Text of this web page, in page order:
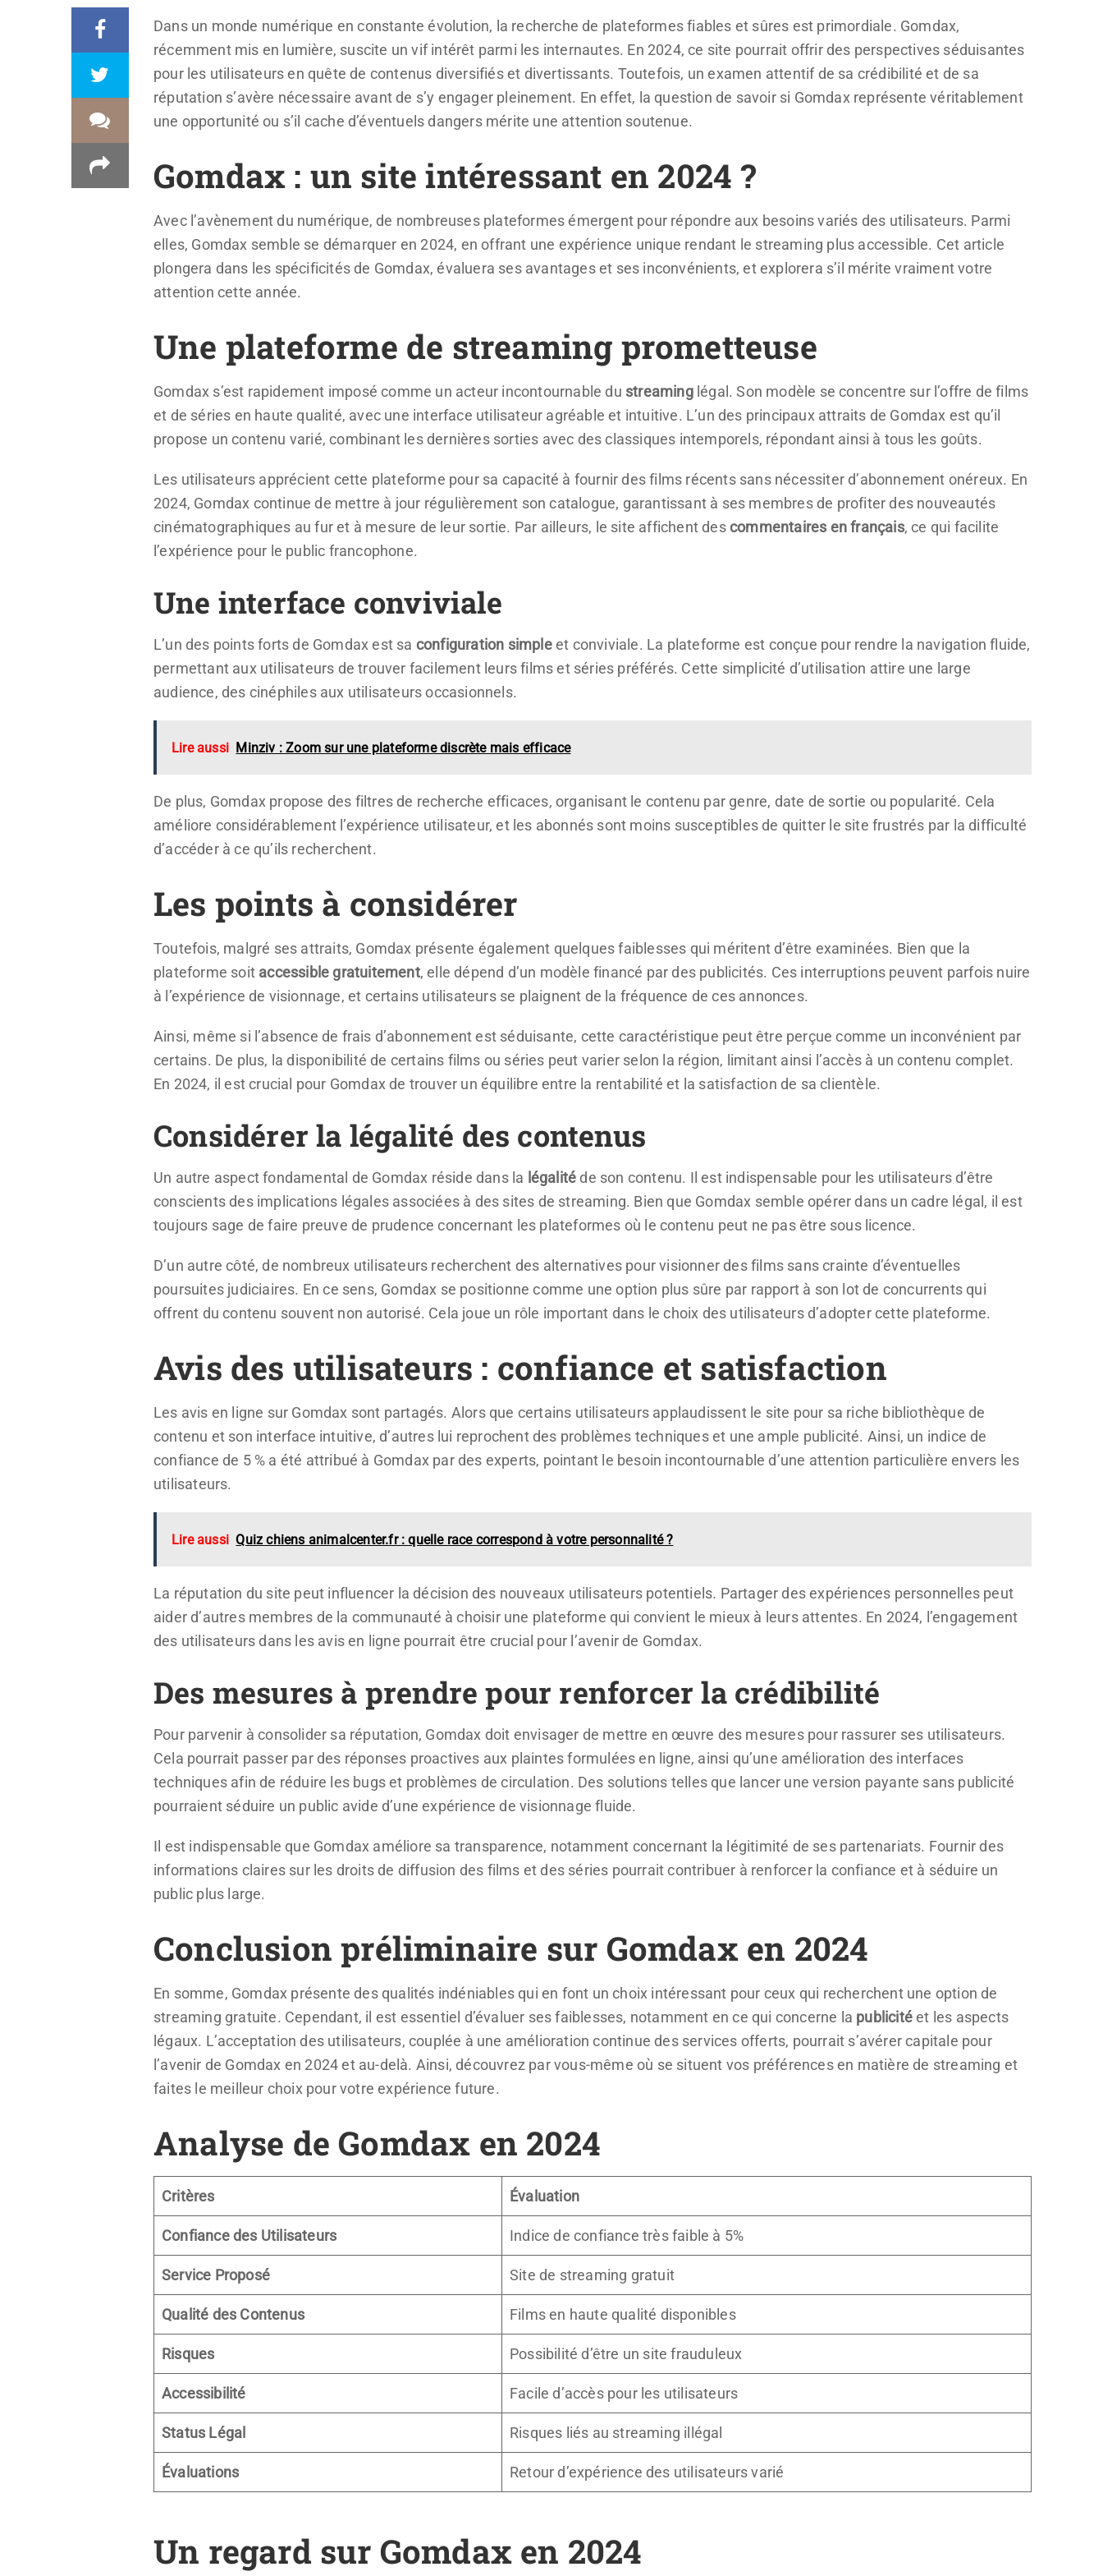
Dans un monde numérique en constante évolution, la recherche de plateformes fiables et sûres est primordiale. Gomdax,
récemment mis en lumière, suscite un vif intérêt parmi les internautes. En 2024, ce site pourrait offrir des perspectives séduisantes
pour les utilisateurs en quête de contenus diversifiés et divertissants. Toutefois, un examen attentif de sa crédibilité et de sa
réputation s’avère nécessaire avant de s’y engager pleinement. En effet, la question de savoir si Gomdax représente véritablement
une opportunité ou s’il cache d’éventuels dangers mérite une attention soutenue.
Gomdax : un site intéressant en 2024 ?
Avec l’avènement du numérique, de nombreuses plateformes émergent pour répondre aux besoins variés des utilisateurs. Parmi
elles, Gomdax semble se démarquer en 2024, en offrant une expérience unique rendant le streaming plus accessible. Cet article
plongera dans les spécificités de Gomdax, évaluera ses avantages et ses inconvénients, et explorera s’il mérite vraiment votre
attention cette année.
Une plateforme de streaming prometteuse
Gomdax s’est rapidement imposé comme un acteur incontournable du streaminglégal. Son modèle se concentre sur l’offre de films
et de séries en haute qualité, avec une interface utilisateur agréable et intuitive. L’un des principaux attraits de Gomdax est qu’il
propose un contenu varié, combinant les dernières sorties avec des classiques intemporels, répondant ainsi à tous les goûts.
Les utilisateurs apprécient cette plateforme pour sa capacité à fournir des films récents sans nécessiter d’abonnement onéreux. En
2024, Gomdax continue de mettre à jour régulièrement son catalogue, garantissant à ses membres de profiter des nouveautés
cinématographiques au fur et à mesure de leur sortie. Par ailleurs, le site affichent descommentaires en français, ce qui facilite
l’expérience pour le public francophone.
Une interface conviviale
L’un des points forts de Gomdax est sa configuration simpleet conviviale. La plateforme est conçue pour rendre la navigation fluide,
permettant aux utilisateurs de trouver facilement leurs films et séries préférés. Cette simplicité d’utilisation attire une large
audience, des cinéphiles aux utilisateurs occasionnels.
Lire aussi Minziv : Zoom sur une plateforme discrète mais efficace
De plus, Gomdax propose des filtres de recherche efficaces, organisant le contenu par genre, date de sortie ou popularité. Cela
améliore considérablement l’expérience utilisateur, et les abonnés sont moins susceptibles de quitter le site frustrés par la difficulté
d’accéder à ce qu’ils recherchent.
Les points à considérer
Toutefois, malgré ses attraits, Gomdax présente également quelques faiblesses qui méritent d’être examinées. Bien que la
plateforme soit accessible gratuitement, elle dépend d’un modèle financé par des publicités. Ces interruptions peuvent parfois nuire
à l’expérience de visionnage, et certains utilisateurs se plaignent de la fréquence de ces annonces.
Ainsi, même si l’absence de frais d’abonnement est séduisante, cette caractéristique peut être perçue comme un inconvénient par
certains. De plus, la disponibilité de certains films ou séries peut varier selon la région, limitant ainsi l’accès à un contenu complet.
En 2024, il est crucial pour Gomdax de trouver un équilibre entre la rentabilité et la satisfaction de sa clientèle.
Considérer la légalité des contenus
Un autre aspect fondamental de Gomdax réside dans la légalité de son contenu. Il est indispensable pour les utilisateurs d’être
conscients des implications légales associées à des sites de streaming. Bien que Gomdax semble opérer dans un cadre légal, il est
toujours sage de faire preuve de prudence concernant les plateformes où le contenu peut ne pas être sous licence.
D’un autre côté, de nombreux utilisateurs recherchent des alternatives pour visionner des films sans crainte d’éventuelles
poursuites judiciaires. En ce sens, Gomdax se positionne comme une option plus sûre par rapport à son lot de concurrents qui
offrent du contenu souvent non autorisé. Cela joue un rôle important dans le choix des utilisateurs d’adopter cette plateforme.
Avis des utilisateurs : confiance et satisfaction
Les avis en ligne sur Gomdax sont partagés. Alors que certains utilisateurs applaudissent le site pour sa riche bibliothèque de
contenu et son interface intuitive, d’autres lui reprochent des problèmes techniques et une ample publicité. Ainsi, un indice de
confiance de 5 % a été attribué à Gomdax par des experts, pointant le besoin incontournable d’une attention particulière envers les
utilisateurs.
Lire aussi Quiz chiens animalcenter.fr : quelle race correspond à votre personnalité ?
La réputation du site peut influencer la décision des nouveaux utilisateurs potentiels. Partager des expériences personnelles peut
aider d’autres membres de la communauté à choisir une plateforme qui convient le mieux à leurs attentes. En 2024, l’engagement
des utilisateurs dans les avis en ligne pourrait être crucial pour l’avenir de Gomdax.
Des mesures à prendre pour renforcer la crédibilité
Pour parvenir à consolider sa réputation, Gomdax doit envisager de mettre en œuvre des mesures pour rassurer ses utilisateurs.
Cela pourrait passer par des réponses proactives aux plaintes formulées en ligne, ainsi qu’une amélioration des interfaces
techniques afin de réduire les bugs et problèmes de circulation. Des solutions telles que lancer une version payante sans publicité
pourraient séduire un public avide d’une expérience de visionnage fluide.
Il est indispensable que Gomdax améliore sa transparence, notamment concernant la légitimité de ses partenariats. Fournir des
informations claires sur les droits de diffusion des films et des séries pourrait contribuer à renforcer la confiance et à séduire un
public plus large.
Conclusion préliminaire sur Gomdax en 2024
En somme, Gomdax présente des qualités indéniables qui en font un choix intéressant pour ceux qui recherchent une option de
streaming gratuite. Cependant, il est essentiel d’évaluer ses faiblesses, notamment en ce qui concerne la publicitéet les aspects
légaux. L’acceptation des utilisateurs, couplée à une amélioration continue des services offerts, pourrait s’avérer capitale pour
l’avenir de Gomdax en 2024 et au-delà. Ainsi, découvrez par vous-même où se situent vos préférences en matière de streaming et
faites le meilleur choix pour votre expérience future.
Analyse de Gomdax en 2024
Critères Évaluation
Confiance des Utilisateurs Indice de confiance très faible à 5%
Service Proposé Site de streaming gratuit
Qualité des Contenus Films en haute qualité disponibles
Risques Possibilité d’être un site frauduleux
Accessibilité Facile d’accès pour les utilisateurs
Status Légal Risques liés au streaming illégal
Évaluations Retour d’expérience des utilisateurs varié
Un regard sur Gomdax en 2024